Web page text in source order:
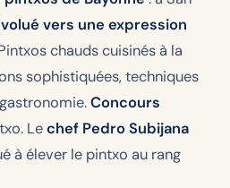
vers une expression
chauds cuisinés à la
sophistiquées, techniques
Concours
Lechef Pedro Subijana
à élever le pintxo au rang